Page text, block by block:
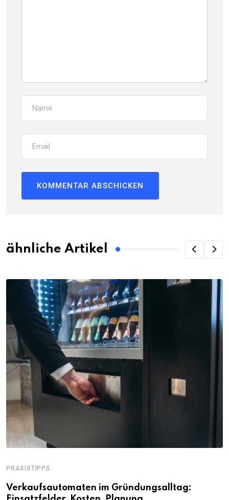
ähnliche Artikel
PRAXISTIPPS
Verkaufsautomaten im Gründungsalltag: